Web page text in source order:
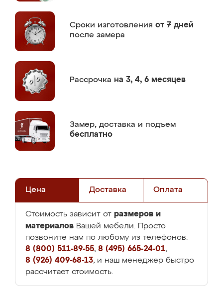
Сроки изготовления от 7 дней
после замера
Рассрочка на 3, 4, 6 месяцев
Замер, доставка и подъем
бесплатно
Цена Доставка Оплата
Стоимость зависит от размеров и
материалов Вашей мебели. Просто
позвоните нам по любому из телефонов:
8 (800) 511-89-55, 8 (495) 665-24-01,
8 (926) 409-68-13, и наш менеджер быстро
рассчитает стоимость.